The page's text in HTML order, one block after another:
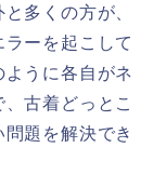
多くの方が、
ーを起こして
うに各自がネ
古着どっとこ
題を解決でき